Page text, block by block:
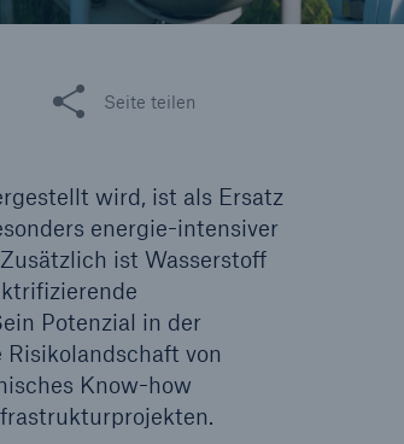
Diese Seite teilen
Seite teilen
wird, ist als Ersatz
energie-intensiver
ist Wasserstoff
Potenzial in der
von
Know-how
bn